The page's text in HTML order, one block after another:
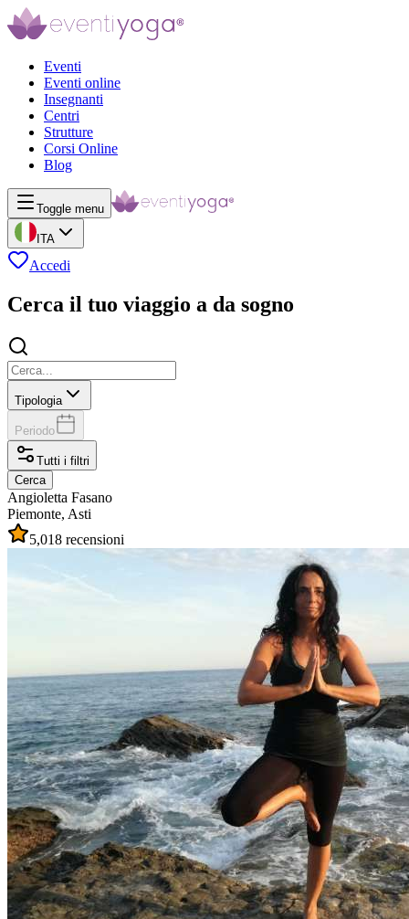
Eventi
Eventi online
Insegnanti
Centri
Strutture
Corsi Online
Blog
Toggle menu
ITA
Accedi
Cerca il tuo viaggio a da sogno
Tipologia
Periodo
Tutti i filtri
Cerca
Angioletta Fasano
Piemonte, Asti
5,018 recensioni